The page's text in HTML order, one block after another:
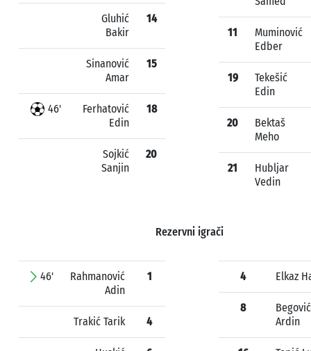
Gluhić
Bakir
14
Sinanović
Amar
15
46'
Ferhatović
Edin
18
Sojkić
Sanjin
20
11
Muminović
Edber
19
Tekešić
Edin
20
Bektaš
Meho
21
Hubljar
Vedin
Rezervni igrači
46'
Rahmanović
Adin
1
Trakić Tarik 4
4 Elkaz
8
Begović
Ardin